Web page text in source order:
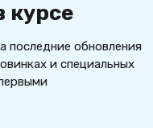
курсе
последние обновления
и специальных